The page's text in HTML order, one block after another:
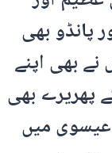
پانڈو بھی
نے بھی اپنے
پھریرے بھی
عیسوی میں